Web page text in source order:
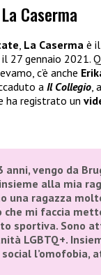
Caserma
La Caserma è
27 gennaio 2021.
c’è anche
a Il Collegio ,
ha registrato un
anni, vengo da
alla mia
una ragazza
che mi faccia
sportiva. Sono
LGBTQ+.
l’omofobia,